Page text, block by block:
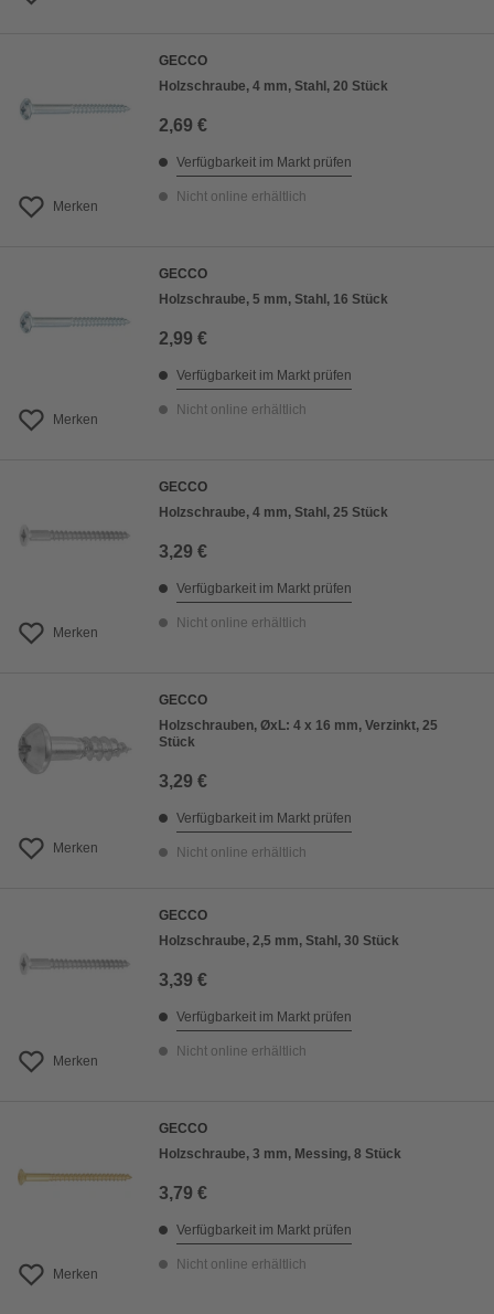
Merken
GECCO
Holzschraube, 4 mm, Stahl, 20 Stück
2,69 €
Verfügbarkeit im Markt prüfen
Nicht online erhältlich
Merken
GECCO
Holzschraube, 5 mm, Stahl, 16 Stück
2,99 €
Verfügbarkeit im Markt prüfen
Nicht online erhältlich
Merken
GECCO
Holzschraube, 4 mm, Stahl, 25 Stück
3,29 €
Verfügbarkeit im Markt prüfen
Nicht online erhältlich
Merken
GECCO
Holzschrauben, ØxL: 4 x 16 mm, Verzinkt, 25
Stück
3,29 €
Verfügbarkeit im Markt prüfen
Nicht online erhältlich
Merken
GECCO
Holzschraube, 2,5 mm, Stahl, 30 Stück
3,39 €
Verfügbarkeit im Markt prüfen
Nicht online erhältlich
Merken
GECCO
Holzschraube, 3 mm, Messing, 8 Stück
3,79 €
Verfügbarkeit im Markt prüfen
Nicht online erhältlich